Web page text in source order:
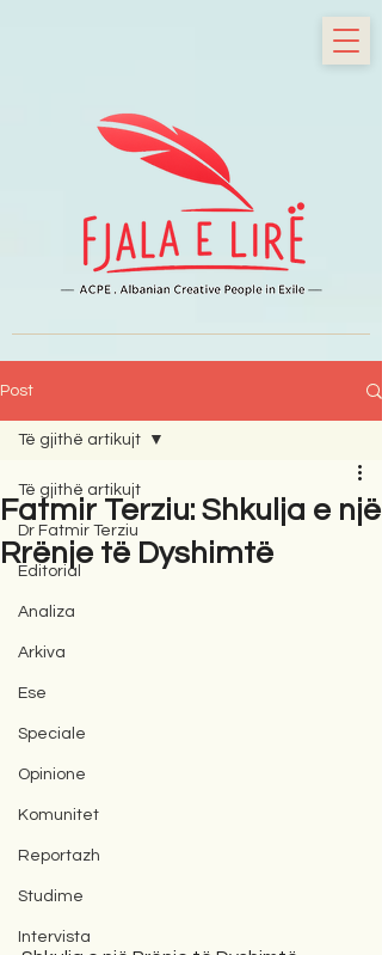
Post
Të gjithë artikujt
Dr Fatmir Terziu
Editorial
Analiza
Arkiva
Ese
Speciale
Opinione
Komunitet
Reportazh
Studime
Intervista
Të gjithë artikujt
Fatmir Terziu: Shkulja e një
Rrënje të Dyshimtë